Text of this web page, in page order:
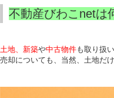
不動産びわこnetは
土地、新築や中古物件も取り扱い
売却についても、当然、土地だ